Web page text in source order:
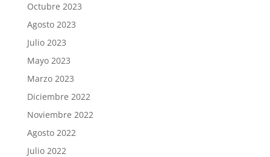
Octubre 2023
Agosto 2023
Julio 2023
Mayo 2023
Marzo 2023
Diciembre 2022
Noviembre 2022
Agosto 2022
Julio 2022